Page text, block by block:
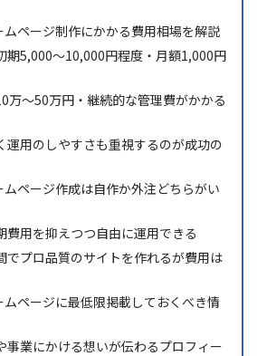
ページ制作にかかる費用相場を解説
期5,000〜10,000円程度・月額1,000円
万〜50万円・継続的な管理費がかかる
運用のしやすさも重視するのが成功の
ページ作成は自作か外注どちらがい
費用を抑えつつ自由に運用できる
でプロ品質のサイトを作れるが費用は
ページに最低限掲載しておくべき情
事業にかける想いが伝わるプロフィー